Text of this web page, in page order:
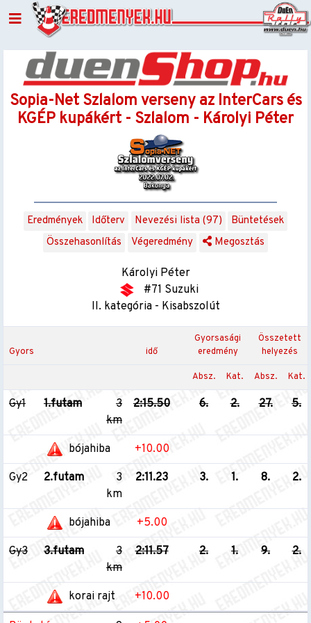
Sopia-Net Szlalom verseny az InterCars és
KGÉP kupákért - Szlalom - Károlyi Péter
Eredmények Időterv Nevezési lista (97)
Büntetések
Összehasonlítás
Végeredmény Megosztás
Károlyi Péter
#71 Suzuki
II. kategória - Kisabszolút
Gyors idő
Gyorsasági
eredmény
Összetett
helyezés
Absz. Kat. Absz. Kat.
Gy1 1.futam
3
km
2:15.50 6. 2. 27. 5.
bójahiba +10.00
Gy2 2.futam
3
km
2:11.23 3. 1. 8. 2.
bójahiba +5.00
Gy3 3.futam
3
km
2:11.57 2. 1. 9. 2.
korai rajt +10.00